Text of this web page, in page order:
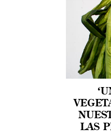
LAS